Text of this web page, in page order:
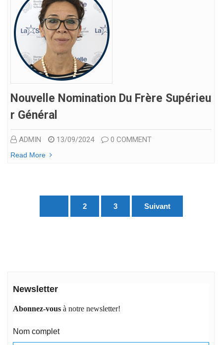
Nouvelle Nomination Du Frère Supérieu
R Général
ADMIN 13/09/2024 0 COMMENT
Read More
2 3 Suivant
Newsletter
Abonnez-vous à notre newsletter!
Nom complet